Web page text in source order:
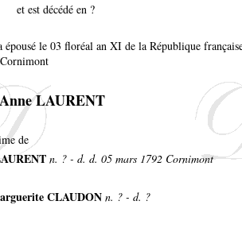
et est décédé en ?
épousé le 03 floréal an XI de la République
LAURENT
de
n. ? - d. d. 05 mars 1792 Cornimont
CLAUDON n. ? - d. ?